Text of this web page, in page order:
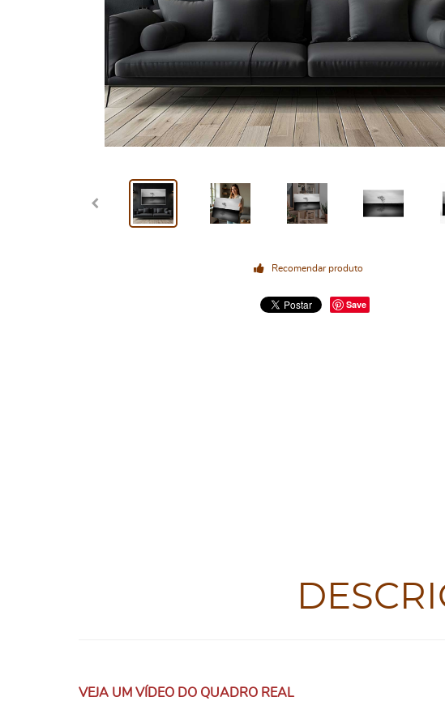
Recomendar produto
Save
VEJA UM VÍDEO DO QUADRO REAL